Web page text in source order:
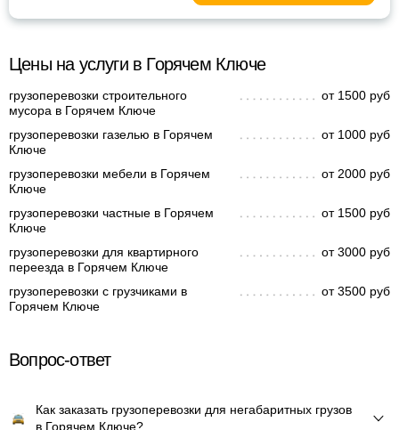
Цены на услуги в Горячем Ключе
грузоперевозки строительного
мусора в Горячем Ключе
от 1500 руб
грузоперевозки газелью в Горячем
Ключе
от 1000 руб
грузоперевозки мебели в Горячем
Ключе
от 2000 руб
грузоперевозки частные в Горячем
Ключе
от 1500 руб
грузоперевозки для квартирного
переезда в Горячем Ключе
от 3000 руб
грузоперевозки с грузчиками в
Горячем Ключе
от 3500 руб
Вопрос-ответ
Как заказать грузоперевозки для негабаритных грузов
в Горячем Ключе?